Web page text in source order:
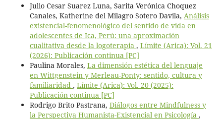
Julio Cesar Suarez Luna, Sarita Verónica Choquez
Canales, Katherine del Milagro Sotero Davila, Análisis
existencial-fenomenológico del sentido de vida en
adolescentes de Ica, Perú: una aproximación
cualitativa desde la logoterapia , Límite (Arica): Vol. 21
(2026): Publicación continua [PC]
Paulina Morales, La dimensión estética del lenguaje
en Wittgenstein y Merleau-Ponty: sentido, cultura y
familiaridad , Límite (Arica): Vol. 20 (2025):
Publicación continua [PC]
Rodrigo Brito Pastrana, Diálogos entre Mindfulness y
la Perspectiva Humanista-Existencial en Psicología ,